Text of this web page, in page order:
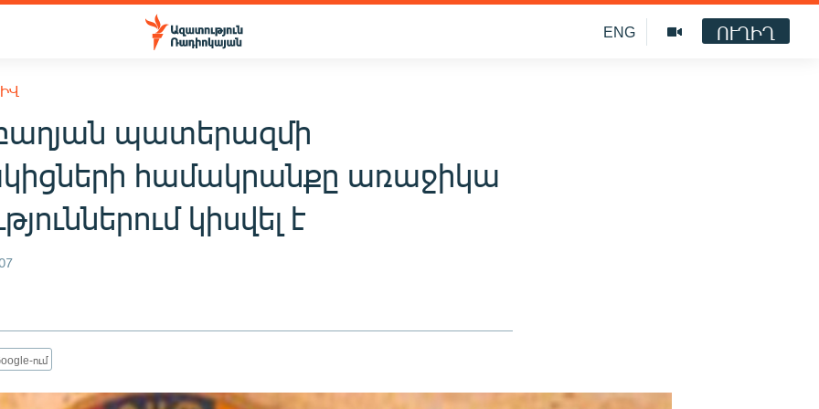
ENG ՈՒՂԻՂ
պատերազմի
համակրանքը առաջիկա
կիսվել է
ում